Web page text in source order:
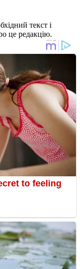
текст і
це редакцію.